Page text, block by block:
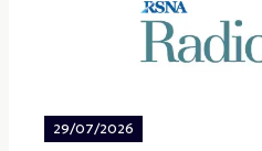
29/07/2026